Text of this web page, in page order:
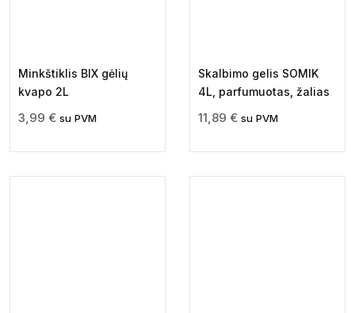
Minkštiklis BIX gėlių
kvapo 2L
3,99 € su PVM
Skalbimo gelis SOMIK
4L, parfumuotas, žalias
11,89 € su PVM